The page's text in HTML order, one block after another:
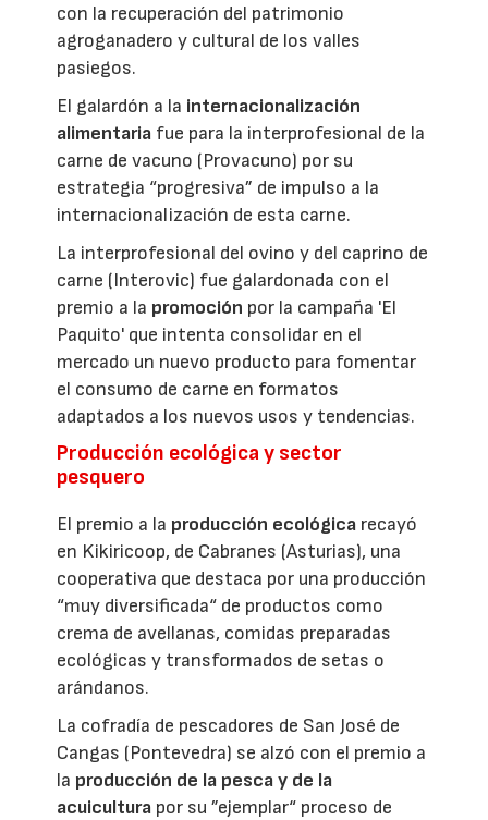
con la recuperación del patrimonio
agroganadero y cultural de los valles
pasiegos.
El galardón a la internacionalización
alimentaria fue para la interprofesional de la
carne de vacuno (Provacuno) por su
estrategia “progresiva” de impulso a la
internacionalización de esta carne.
La interprofesional del ovino y del caprino de
carne (Interovic) fue galardonada con el
premio a la promoción por la campaña 'El
Paquito' que intenta consolidar en el
mercado un nuevo producto para fomentar
el consumo de carne en formatos
adaptados a los nuevos usos y tendencias.
Producción ecológica y sector
pesquero
El premio a la producción ecológica recayó
en Kikiricoop, de Cabranes (Asturias), una
cooperativa que destaca por una producción
“muy diversificada“ de productos como
crema de avellanas, comidas preparadas
ecológicas y transformados de setas o
arándanos.
La cofradía de pescadores de San José de
Cangas (Pontevedra) se alzó con el premio a
la producción de la pesca y de la
acuicultura por su ”ejemplar“ proceso de